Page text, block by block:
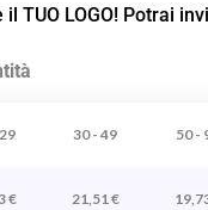
il TUO LOGO! Potrai
30 - 49 50 -
€ 21,51€